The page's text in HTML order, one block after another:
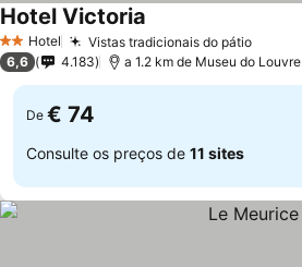
2 Estrelas
Hotel Vistas tradicionais do pátio
Hotel Victoria
6,6 4.183 a 1.2 km de Museu do Louvre
De € 74
Consulte os preços de 11 sites